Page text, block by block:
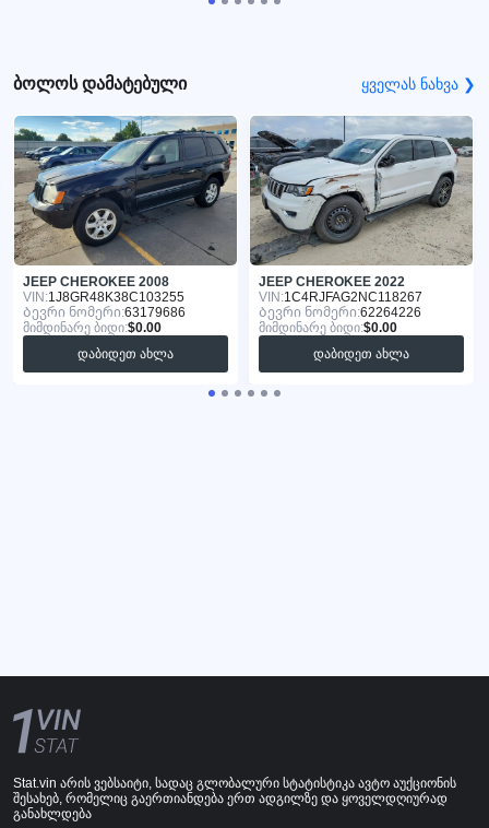
ბოლოს დამატებული ყველას ნახვა ❯
JEEP CHEROKEE 2008
VIN:1J8GR48K38C103255
Ბევრი ნომერი:63179686
მიმდინარე ბიდი:$0.00
დაბიდეთ ახლა
JEEP CHEROKEE 2022
VIN:1C4RJFAG2NC118267
Ბევრი ნომერი:62264226
მიმდინარე ბიდი:$0.00
დაბიდეთ ახლა
Stat.vin არის ვებსაიტი, სადაც გლობალური სტატისტიკა ავტო აუქციონის
შესახებ, რომელიც გაერთიანდება ერთ ადგილზე და ყოველდღიურად
განახლდება